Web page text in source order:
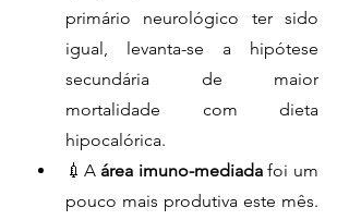
primário neurológico ter sido
igual, levanta-se a hipótese
secundária de maior
mortalidade com dieta
hipocalórica.
💉A área imuno-mediada foi um
pouco mais produtiva este mês.